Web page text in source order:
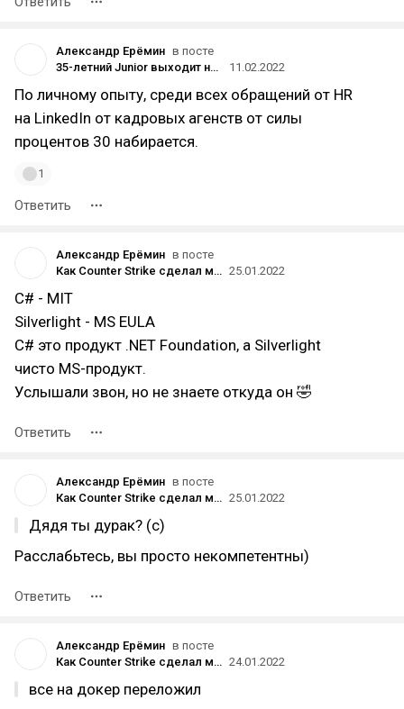
Александр Ерёмин в посте
35-летний Junior выходит на рынок труда
11.02.2022
По личному опыту, среди всех обращений от HR
на LinkedIn от кадровых агенств от силы
процентов 30 набирается.
1
Ответить
Александр Ерёмин в посте
Как Counter Strike сделал меня веб-разработчиком и как я открыл свою веб-студию 25.01.2022
C# - MIT
Silverlight - MS EULA
C# это продукт .NET Foundation, а Silverlight
чисто MS-продукт.
Услышали звон, но не знаете откуда он 🤣
Ответить
Александр Ерёмин в посте
Как Counter Strike сделал меня веб-разработчиком и как я открыл свою веб-студию 25.01.2022
Дядя ты дурак? (с)
Расслабьтесь, вы просто некомпетентны)
Ответить
Александр Ерёмин в посте
Как Counter Strike сделал меня веб-разработчиком и как я открыл свою веб-студию 24.01.2022
все на докер переложил